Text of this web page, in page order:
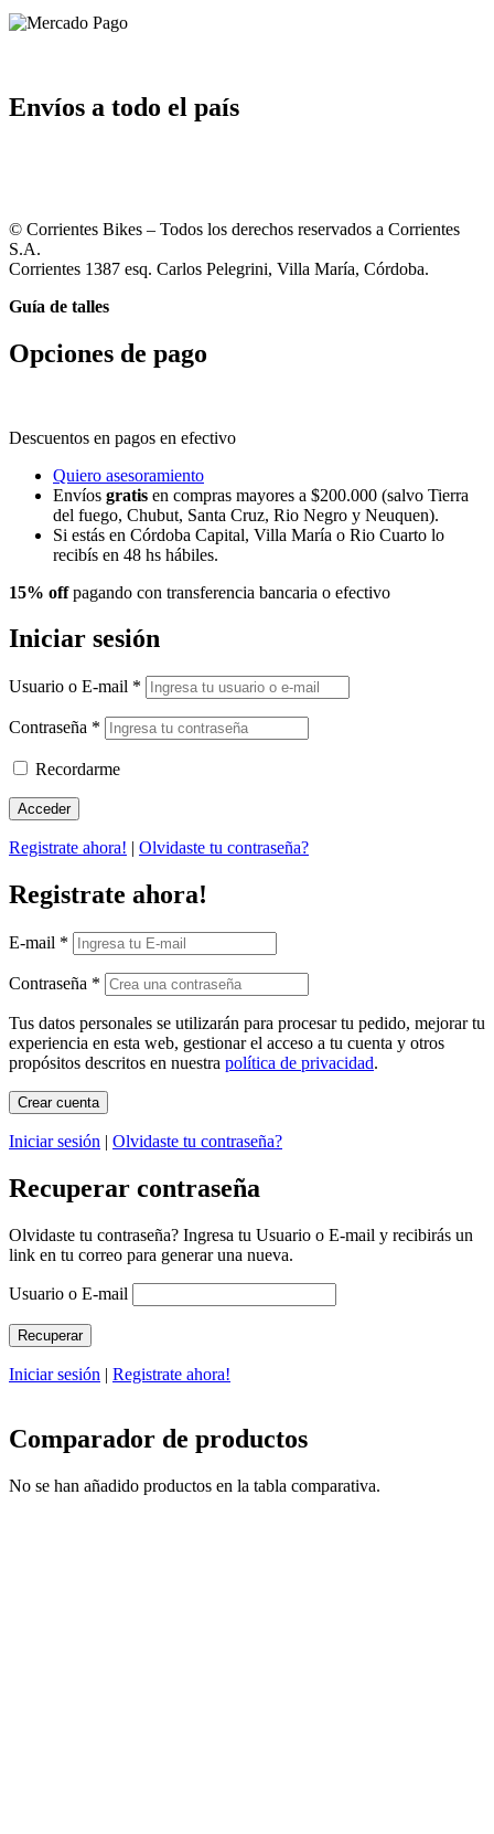
Envíos a todo el país
© Corrientes Bikes – Todos los derechos reservados a Corrientes
S.A.
Corrientes 1387 esq. Carlos Pelegrini, Villa María, Córdoba.
Guía de talles
Opciones de pago
Descuentos en pagos en efectivo
Quiero asesoramiento
Envíos gratis en compras mayores a $200.000 (salvo Tierra
del fuego, Chubut, Santa Cruz, Rio Negro y Neuquen).
Si estás en Córdoba Capital, Villa María o Rio Cuarto lo
recibís en 48 hs hábiles.
15% offpagando con transferencia bancaria o efectivo
Iniciar sesión
Usuario o E-mail *
Contraseña *
Recordarme
Registrate ahora! | Olvidaste tu contraseña?
Registrate ahora!
E-mail *
Contraseña *
Tus datos personales se utilizarán para procesar tu pedido, mejorar tu
experiencia en esta web, gestionar el acceso a tu cuenta y otros
propósitos descritos en nuestra política de privacidad.
Iniciar sesión | Olvidaste tu contraseña?
Recuperar contraseña
Olvidaste tu contraseña? Ingresa tu Usuario o E-mail y recibirás un
link en tu correo para generar una nueva.
Usuario o E-mail
Iniciar sesión | Registrate ahora!